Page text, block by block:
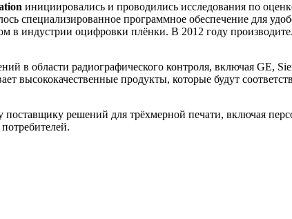
инициировались и проводились исследования по
специализированное программное обеспечение для
в индустрии оцифровки плёнки. В 2012 году
в области радиографического контроля, включая GE,
высококачественные продукты, которые будут
решений для трёхмерной печати, включая